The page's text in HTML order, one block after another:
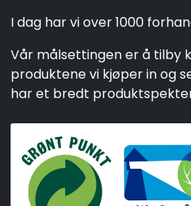
I dag har vi over 1000
Vår målsettingen er å tilby
produktene vi kjøper in og
har et bredt